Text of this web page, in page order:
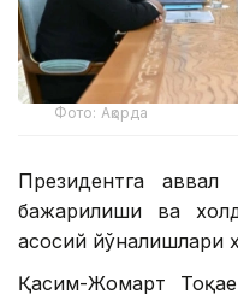
Фото: Ақорда
Президентга аввал
бажарилиши ва
асосий йўналишлари
Қасим-Жомарт